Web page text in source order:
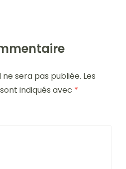
sera pas publiée. Les
indiqués avec *